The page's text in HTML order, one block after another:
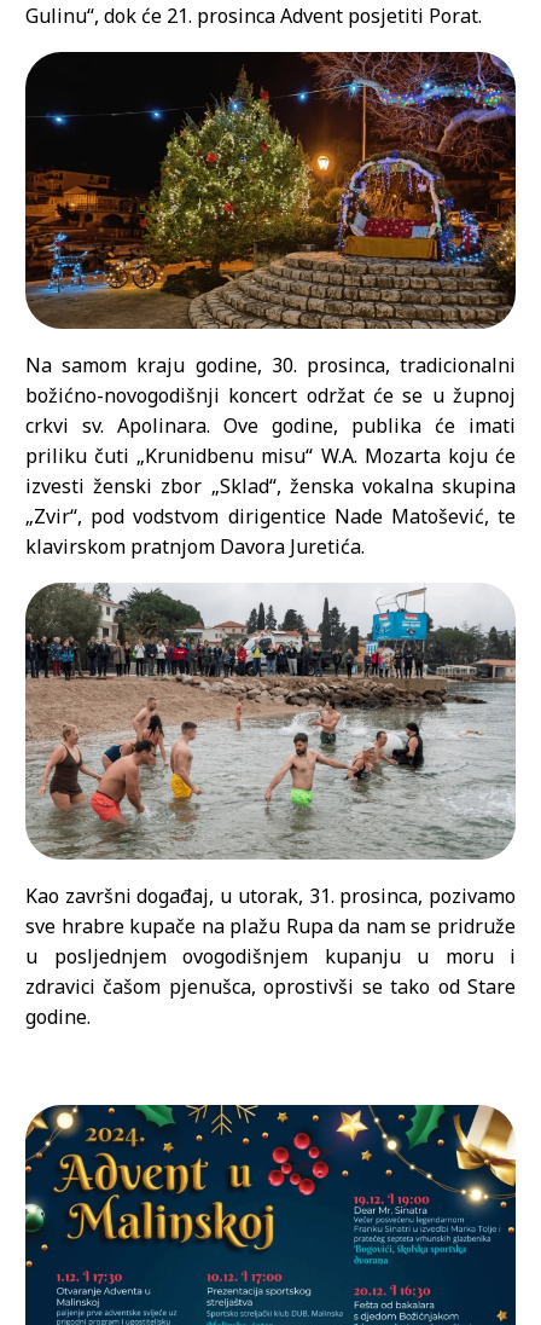
Gulinu“, dok će 21. prosinca Advent posjetiti Porat.
Na samom kraju godine, 30. prosinca, tradicionalni
božićno-novogodišnji koncert održat će se u župnoj
crkvi sv. Apolinara. Ove godine, publika će imati
priliku čuti „Krunidbenu misu“ W.A. Mozarta koju će
izvesti ženski zbor „Sklad“, ženska vokalna skupina
„Zvir“, pod vodstvom dirigentice Nade Matošević, te
klavirskom pratnjom Davora Juretića.
Kao završni događaj, u utorak, 31. prosinca, pozivamo
sve hrabre kupače na plažu Rupa da nam se pridruže
u posljednjem ovogodišnjem kupanju u moru i
zdravici čašom pjenušca, oprostivši se tako od Stare
godine.